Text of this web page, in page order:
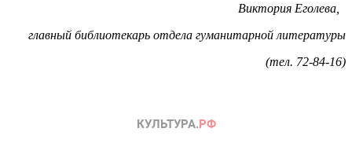
Виктория Еголева,
главный библиотекарь отдела гуманитарной литературы
(тел. 72-84-16)